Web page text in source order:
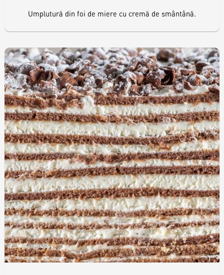
Umplutură din foi de miere cu cremă de smântână.